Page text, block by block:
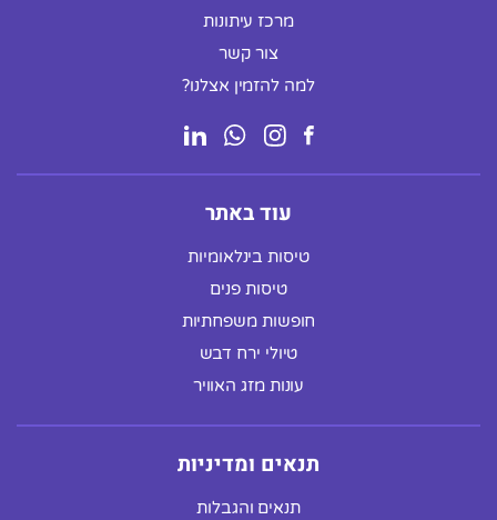
מרכז עיתונות
צור קשר
למה להזמין אצלנו?
עוד באתר
טיסות בינלאומיות
טיסות פנים
חופשות משפחתיות
טיולי ירח דבש
עונות מזג האוויר
תנאים ומדיניות
תנאים והגבלות